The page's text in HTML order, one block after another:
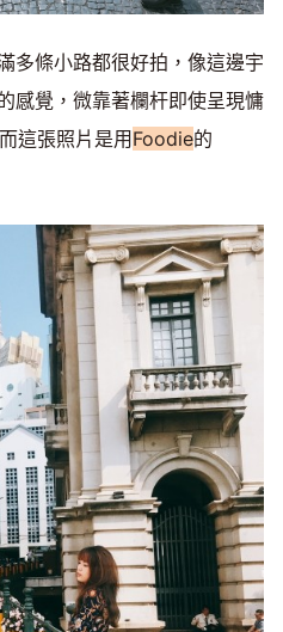
多條小路都很好拍，像這邊宇
感覺，微靠著欄杆即使呈現慵
這張照片是用Foodie的